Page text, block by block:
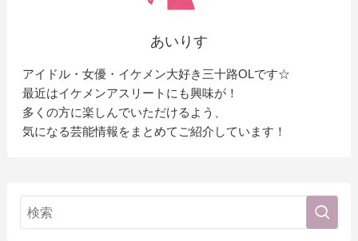
あいりす
アイドル・女優・イケメン大好き三十路OLです☆
最近はイケメンアスリートにも興味が！
多くの方に楽しんでいただけるよう、
気になる芸能情報をまとめてご紹介しています！